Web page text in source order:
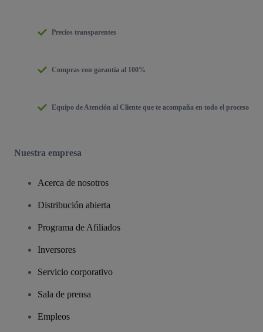
Precios transparentes
Compras con garantía al 100%
Equipo de Atención al Cliente que te acompaña en todo el proceso
Nuestra empresa
Acerca de nosotros
Distribución abierta
Programa de Afiliados
Inversores
Servicio corporativo
Sala de prensa
Empleos